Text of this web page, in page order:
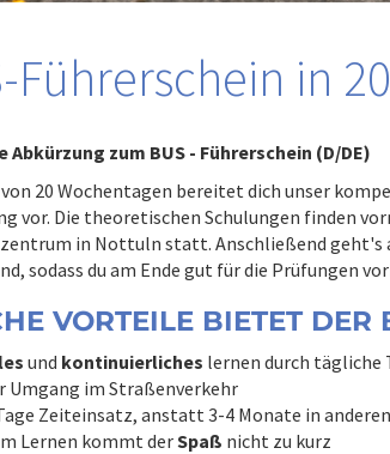
Führerschein in
Abkürzung zum BUS - Führerschein (D/DE)
20 Wochentagen bereitet dich unser
vor. Die theoretischen Schulungen finden
in Nottuln statt. Anschließend geht's
sodass du am Ende gut für die Prüfungen
VORTEILE BIETET DER
und kontinuierliches lernen durch tägliche
Umgang im Straßenverkehr
Tage Zeiteinsatz, anstatt 3-4 Monate in
Lernen kommt derSpaß nicht zu kurz